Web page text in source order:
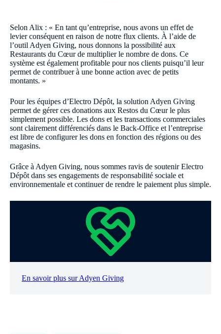
Selon Alix : « En tant qu’entreprise, nous avons un effet de
levier conséquent en raison de notre flux clients. À l’aide de
l’outil Adyen Giving, nous donnons la possibilité aux
Restaurants du Cœur de multiplier le nombre de dons. Ce
système est également profitable pour nos clients puisqu’il leur
permet de contribuer à une bonne action avec de petits
montants. »
Pour les équipes d’Electro Dépôt, la solution Adyen Giving
permet de gérer ces donations aux Restos du Cœur le plus
simplement possible. Les dons et les transactions commerciales
sont clairement différenciés dans le Back-Office et l’entreprise
est libre de configurer les dons en fonction des régions ou des
magasins.
Grâce à Adyen Giving, nous sommes ravis de soutenir Electro
Dépôt dans ses engagements de responsabilité sociale et
environnementale et continuer de rendre le paiement plus simple.
En savoir plus sur Adyen Giving